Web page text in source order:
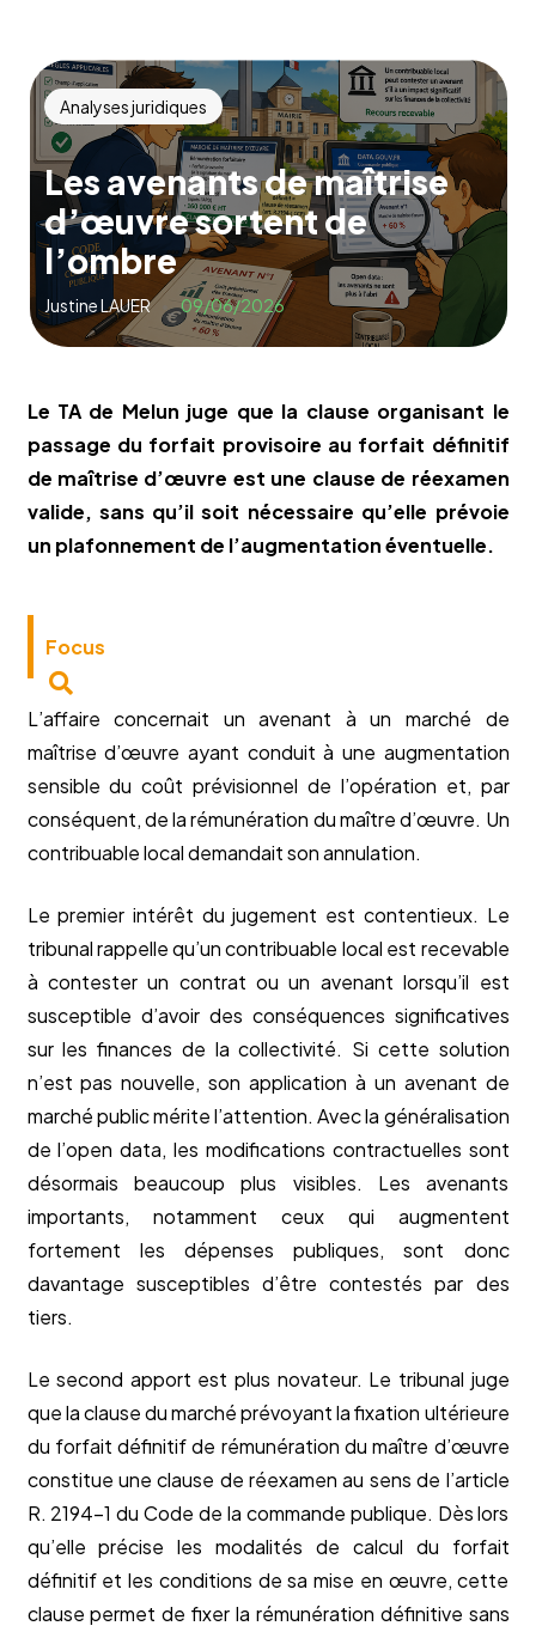
Analyses juridiques
Les avenants de maîtrise
d’œuvre sortent de
l’ombre
Justine LAUER 09/06/2026
Le TA de Melun juge que la clause organisant le
passage du forfait provisoire au forfait définitif
de maîtrise d’œuvre est une clause de réexamen
valide, sans qu’il soit nécessaire qu’elle prévoie
un plafonnement de l’augmentation éventuelle.
Focus
L’affaire concernait un avenant à un marché de
maîtrise d’œuvre ayant conduit à une augmentation
sensible du coût prévisionnel de l’opération et, par
conséquent, de la rémunération du maître d’œuvre. Un
contribuable local demandait son annulation.
Le premier intérêt du jugement est contentieux. Le
tribunal rappelle qu’un contribuable local est recevable
à contester un contrat ou un avenant lorsqu’il est
susceptible d’avoir des conséquences significatives
sur les finances de la collectivité. Si cette solution
n’est pas nouvelle, son application à un avenant de
marché public mérite l’attention. Avec la généralisation
de l’open data, les modifications contractuelles sont
désormais beaucoup plus visibles. Les avenants
importants, notamment ceux qui augmentent
fortement les dépenses publiques, sont donc
davantage susceptibles d’être contestés par des
tiers.
Le second apport est plus novateur. Le tribunal juge
que la clause du marché prévoyant la fixation ultérieure
du forfait définitif de rémunération du maître d’œuvre
constitue une clause de réexamen au sens de l’article
R. 2194-1 du Code de la commande publique. Dès lors
qu’elle précise les modalités de calcul du forfait
définitif et les conditions de sa mise en œuvre, cette
clause permet de fixer la rémunération définitive sans